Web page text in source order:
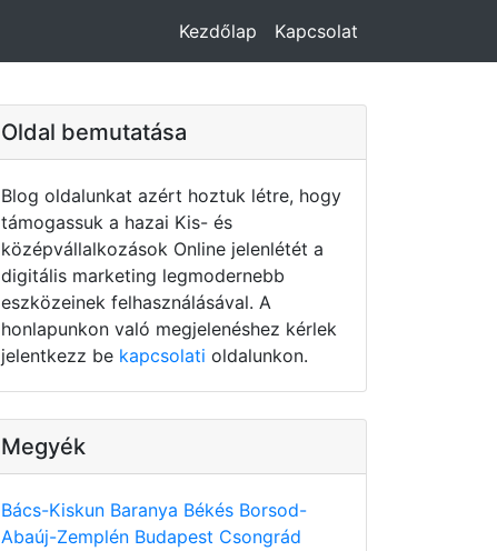
Kezdőlap Kapcsolat
Oldal bemutatása
Blog oldalunkat azért hoztuk létre, hogy
támogassuk a hazai Kis- és
középvállalkozások Online jelenlétét a
digitális marketing legmodernebb
eszközeinek felhasználásával. A
honlapunkon való megjelenéshez kérlek
jelentkezz be kapcsolati oldalunkon.
Megyék
Bács-Kiskun Baranya Békés Borsod-
Abaúj-Zemplén Budapest Csongrád